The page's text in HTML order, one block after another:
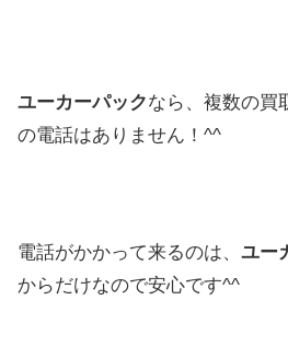
ユーカーパックなら、複数の買
の電話はありません！^^
電話がかかって来るのは、 ユー
からだけなので安心です^^